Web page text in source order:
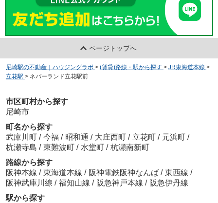
ページトップへ
尼崎駅の不動産｜ハウジングラボ > (賃貸)路線・駅から探す > JR東海道本線 >
立花駅 > ネバーランド立花駅前
市区町村から探す
尼崎市
町名から探す
武庫川町 / 今福 / 昭和通 / 大庄西町 / 立花町 / 元浜町 /
杭瀬寺島 / 東難波町 / 水堂町 / 杭瀬南新町
路線から探す
阪神本線 / 東海道本線 / 阪神電鉄阪神なんば / 東西線 /
阪神武庫川線 / 福知山線 / 阪急神戸本線 / 阪急伊丹線
駅から探す